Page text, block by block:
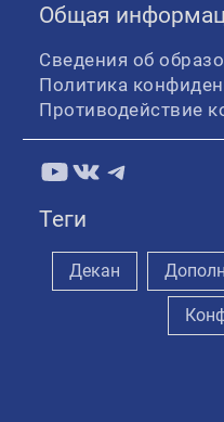
Общая
Сведения об
Политика
Противодействие
YouTube
ВКонтакте
Telegram
Теги
Декан